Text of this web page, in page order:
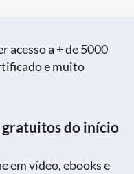
acesso a + de 5000
e muito
gratuitos do início
em vídeo, ebooks e